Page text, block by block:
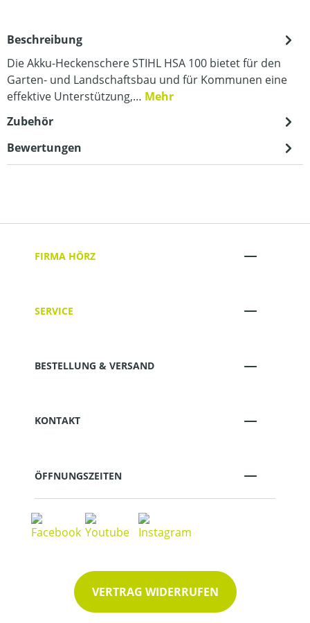
Beschreibung
Die Akku-Heckenschere STIHL HSA 100 bietet für den
Garten- und Landschaftsbau und für Kommunen eine
effektive Unterstützung,… Mehr
Zubehör
Bewertungen
FIRMA HÖRZ
SERVICE
BESTELLUNG & VERSAND
KONTAKT
ÖFFNUNGSZEITEN
VERTRAG WIDERRUFEN